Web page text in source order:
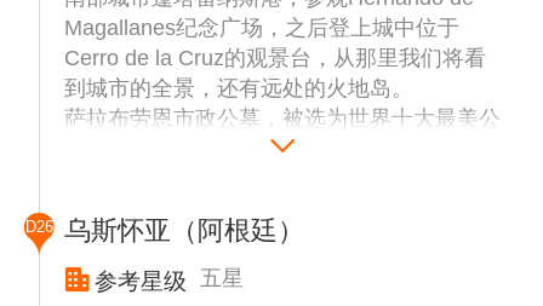
Magallanes纪念广场，之后登上城中位于
Cerro de la Cruz的观景台，从那里我们将看
到城市的全景，还有远处的火地岛。
萨拉布劳恩市政公墓，被选为世界十大最美公
墓之一。在这里，我们将参观柏树大道，新古
移民历史遗迹。
D26 乌斯怀亚（阿根廷）
参考星级 五星